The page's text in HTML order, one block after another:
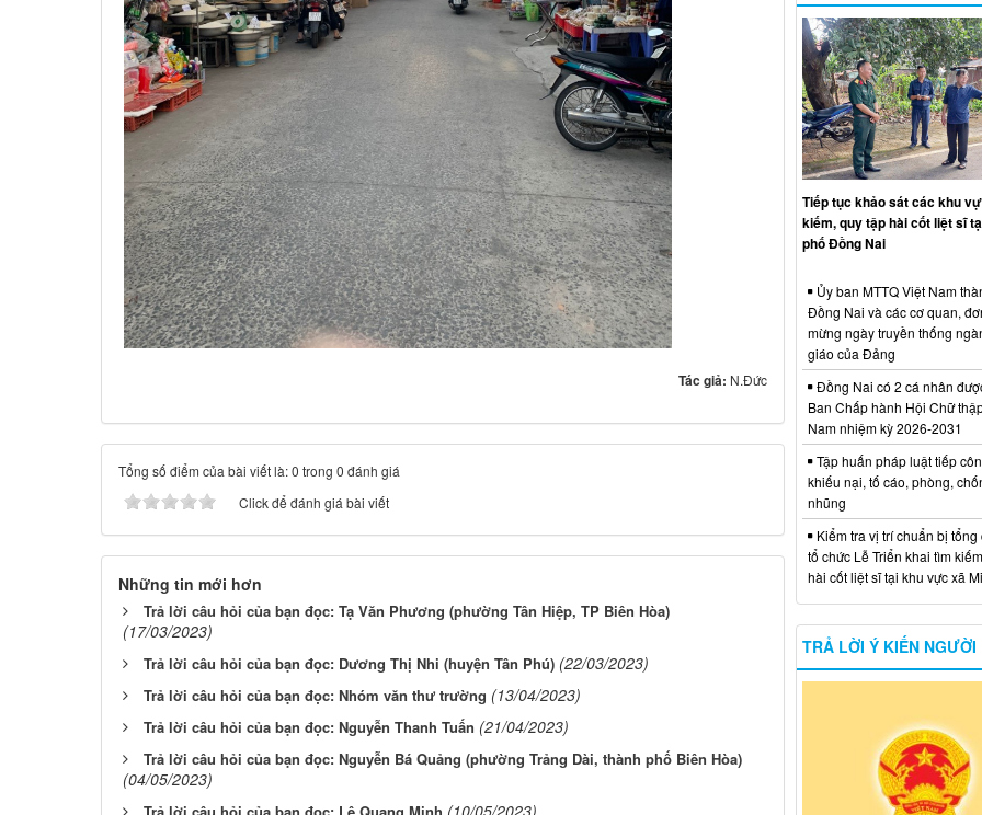
Tác giả: N.Đức
Tổng số điểm của bài viết là: 0 trong 0 đánh giá
Click để đánh giá bài viết
Những tin mới hơn
Trả lời câu hỏi của bạn đọc: Tạ Văn Phương (phường Tân Hiệp, TP Biên Hòa)
(17/03/2023)
Trả lời câu hỏi của bạn đọc: Dương Thị Nhi (huyện Tân Phú) (22/03/2023)
Trả lời câu hỏi của bạn đọc: Nhóm văn thư trường (13/04/2023)
Trả lời câu hỏi của bạn đọc: Nguyễn Thanh Tuấn (21/04/2023)
Trả lời câu hỏi của bạn đọc: Nguyễn Bá Quảng (phường Trảng Dài, thành phố Biên Hòa)
(04/05/2023)
(10/05/2023)
Tiếp tục khảo sát các khu
kiếm, quy tập hài cốt liệt sĩ
phố Đồng Nai
Ủy ban MTTQ Việt Nam
Đồng Nai và các cơ quan,
mừng ngày truyền thống
giáo của Đảng
Đồng Nai có 2 cá nhân
Ban Chấp hành Hội Chữ
Nam nhiệm kỳ 2026-2031
Tập huấn pháp luật tiếp
khiếu nại, tố cáo, phòng,
nhũng
Kiểm tra vị trí chuẩn bị tổng
tổ chức Lễ Triển khai tìm
hài cốt liệt sĩ tại khu vực xã
TRẢ LỜI Ý KIẾN NGƯỜI